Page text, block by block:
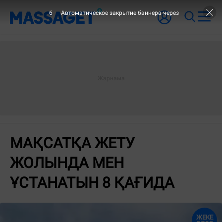
МАҚСАТҚА ЖЕТУ
ЖОЛЫНДА МЕН
ҰСТАНАТЫН 8 ҚАҒИДА
ЖЕКЕ
5 Автоматическое закрытие баннера через